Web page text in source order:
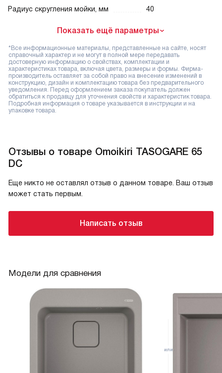
Радиус скругления мойки, мм 40
Показать ещё параметры
*Все информационные материалы, представленные на сайте, носят
справочный характер и не могут в полной мере передавать
достоверную информацию о свойствах, комплектации и
характеристиках товара, включая цвета, размеры и формы. Фирма-
производитель оставляет за собой право на внесение изменений в
конструкцию, дизайн и комплектацию товара без предварительного
уведомления. Перед оформлением заказа покупатель должен
обратиться к продавцу для уточнения свойств и характеристик товара.
Подробная информация о товаре указывается в инструкции и на
упаковке товара.
Отзывы о товаре Omoikiri TASOGARE 65
DC
Еще никто не оставлял отзыв о данном товаре. Ваш отзыв
может стать первым.
Написать отзыв
Модели для сравнения